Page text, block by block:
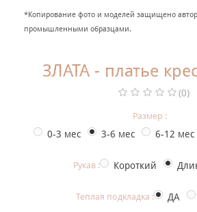
НАРЯДНАЯ ОДЕЖДА ДЛЯ ДЕТЕЙ
Помощь покупателю
ИМЕННАЯ ВЫШИВКА
*Копирование фото и моделей защищено
промышленными образцами.
ЗЛАТА - платье
(0)
Размер :
0-3 мес 3-6 мес 6-12 мес
Рукав : Короткий
Теплая подкладка : ДА